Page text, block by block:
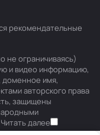
рекомендательные
не ограничиваясь)
и видео информацию,
доменное имя,
авторского права
защищены
Читать далее